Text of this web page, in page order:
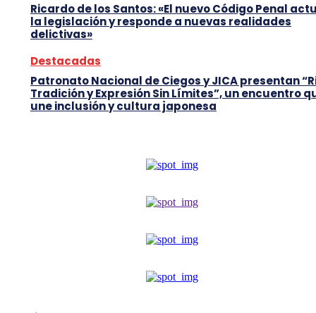
Ricardo de los Santos: «El nuevo Código Penal
la legislación y responde a nuevas realidades
delictivas»
Destacadas
Patronato Nacional de Ciegos y JICA presentan
Tradición y Expresión Sin Límites”, un encuentro
une inclusión y cultura japonesa